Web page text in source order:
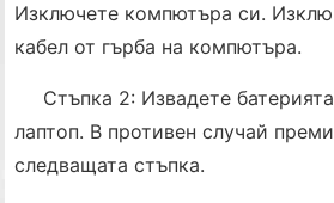
Изключете компютъра си.
кабел от гърба на компютъра.
Стъпка 2: Извадете
лаптоп. В противен случай
следващата стъпка.